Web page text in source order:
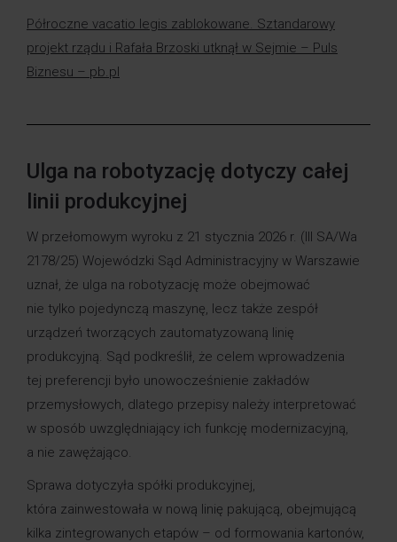
Półroczne vacatio legis zablokowane. Sztandarowy
projekt rządu i Rafała Brzoski utknął w Sejmie – Puls
Biznesu – pb.pl
Ulga na robotyzację dotyczy całej
linii produkcyjnej
W przełomowym wyroku z 21 stycznia 2026 r. (III SA/Wa
2178/25) Wojewódzki Sąd Administracyjny w Warszawie
uznał, że ulga na robotyzację może obejmować
nie tylko pojedynczą maszynę, lecz także zespół
urządzeń tworzących zautomatyzowaną linię
produkcyjną. Sąd podkreślił, że celem wprowadzenia
tej preferencji było unowocześnienie zakładów
przemysłowych, dlatego przepisy należy interpretować
w sposób uwzględniający ich funkcję modernizacyjną,
a nie zawężająco.
Sprawa dotyczyła spółki produkcyjnej,
która zainwestowała w nową linię pakującą, obejmującą
kilka zintegrowanych etapów – od formowania kartonów,